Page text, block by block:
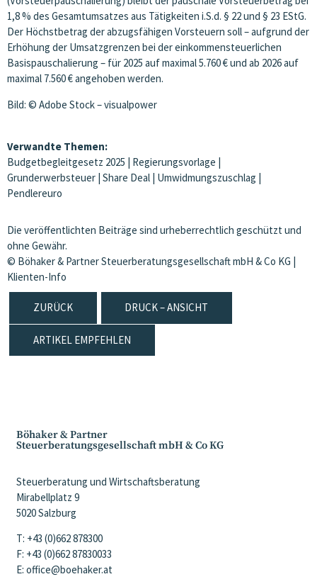
1,8 % des Gesamtumsatzes aus Tätigkeiten i.S.d. § 22 und § 23 EStG.
Der Höchstbetrag der abzugsfähigen Vorsteuern soll – aufgrund der
Erhöhung der Umsatzgrenzen bei der einkommensteuerlichen
Basispauschalierung – für 2025 auf maximal 5.760 € und ab 2026 auf
maximal 7.560 € angehoben werden.
Bild: © Adobe Stock – visualpower
Verwandte Themen:
Budgetbegleitgesetz 2025 | Regierungsvorlage |
Grunderwerbsteuer | Share Deal | Umwidmungszuschlag |
Pendlereuro
Die veröffentlichten Beiträge sind urheberrechtlich geschützt und
ohne Gewähr.
© Böhaker & Partner Steuerberatungsgesellschaft mbH & Co KG |
Klienten-Info
ZURÜCK DRUCK – ANSICHT
ARTIKEL EMPFEHLEN
Böhaker & Partner
Steuerberatungsgesellschaft mbH & Co KG
Steuerberatung und Wirtschaftsberatung
Mirabellplatz 9
5020 Salzburg
T: +43 (0)662 878300
F: +43 (0)662 87830033
E: office@boehaker.at